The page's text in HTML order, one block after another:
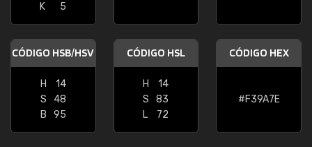
K
5
CÓDIGO HSB/HSV
H
14
S
48
B
95
CÓDIGO HSL
H
14
S
83
L
72
CÓDIGO HEX
#F39A7E